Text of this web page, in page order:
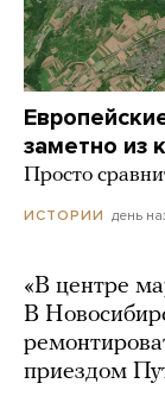
заметно из
Просто
ИСТОРИИ день
«В центре
В
приездом